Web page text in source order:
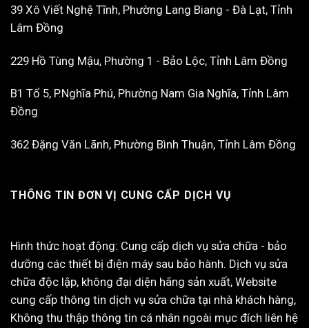
39 Xô Viết Nghệ Tĩnh, Phường Lang Biang - Đà Lạt, Tỉnh
Lâm Đồng
229 Hồ Tùng Mậu, Phường 1 - Bảo Lộc, Tỉnh Lâm Đồng
B1 Tổ 5, P.Nghĩa Phú, Phường Nam Gia Nghĩa, Tỉnh Lâm
Đồng
362 Đặng Văn Lãnh, Phường Bình Thuận, Tỉnh Lâm Đồng
THÔNG TIN ĐƠN VỊ CUNG CẤP DỊCH VỤ
Hình thức hoạt động: Cung cấp dịch vụ sửa chữa - bảo
dưỡng các thiết bị điện máy sau bảo hành. Dịch vụ sửa
chữa độc lập, không đại diện hãng sản xuất, Website
cung cấp thông tin dịch vụ sửa chữa tại nhà khách hàng,
Không thu thập thông tin cá nhân ngoài mục đích liên hệ